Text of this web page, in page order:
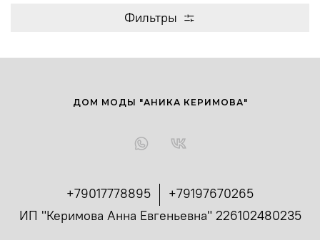
Фильтры
+79017778895
+79197670265
ИП "Керимова Анна Евгеньевна" 226102480235
ДОМ МОДЫ "АНИКА КЕРИМОВА"